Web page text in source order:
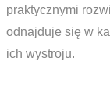
praktycznymi
odnajduje się w
ich wystroju.